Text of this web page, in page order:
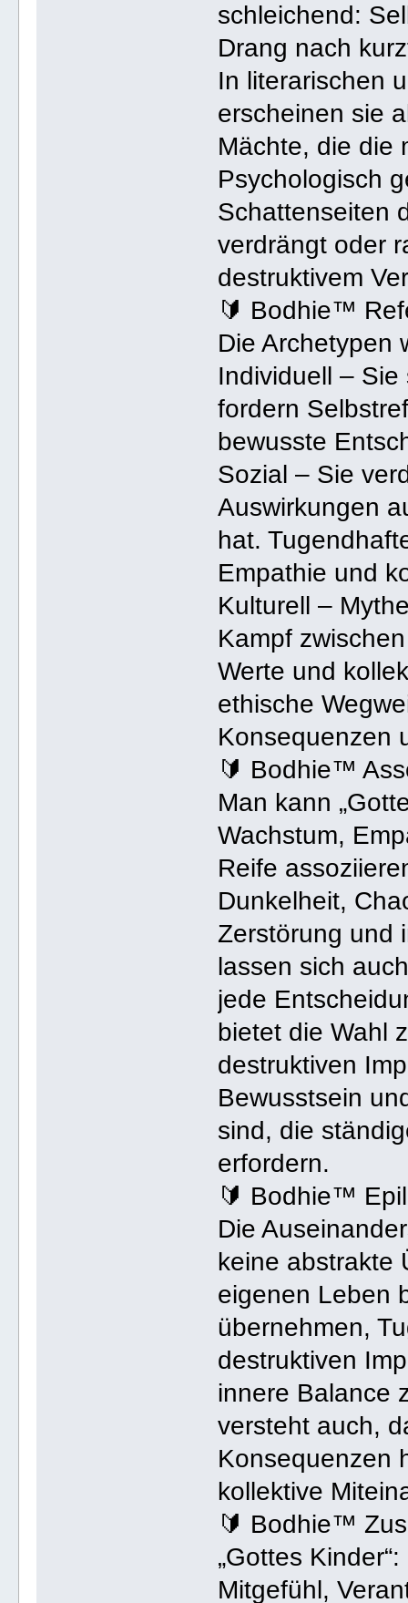
schleichend:
Drang nach
In literarischen
erscheinen sie
Mächte, die die
Psychologisch
Schattenseiten
verdrängt oder
destruktivem
🔰 Bodhie™
Die Archetypen
Individuell –
fordern
bewusste
Sozial – Sie
Auswirkungen
hat.
Empathie und
Kulturell –
Kampf
Werte und
ethische
Konsequenzen
🔰 Bodhie™
Man kann
Wachstum,
Reife
Dunkelheit,
Zerstörung und
lassen sich
jede
bietet die Wahl
destruktiven
Bewusstsein
sind, die
erfordern.
🔰 Bodhie™
Die
keine abstrakte
eigenen Leben
übernehmen,
destruktiven
innere Balance
versteht auch,
Konsequenzen
kollektive
🔰 Bodhie™
„Gottes
Mitgefühl,